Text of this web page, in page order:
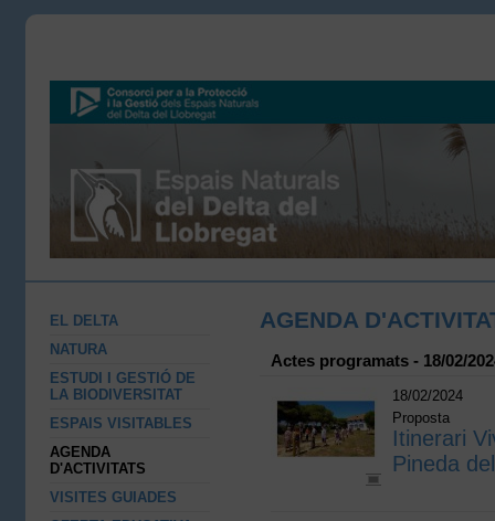
EL DELTA
NATURA
ESTUDI I GESTIÓ DE
LA BIODIVERSITAT
ESPAIS VISITABLES
AGENDA
D'ACTIVITATS
VISITES GUIADES
AGENDA
Actes programats - 18/02/
18/02/2024
Proposta
Itinerari
Pineda